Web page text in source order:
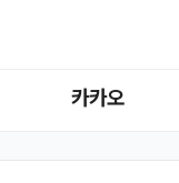
카카오